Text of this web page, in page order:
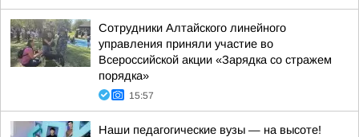
Сотрудники Алтайского линейного
управления приняли участие во
Всероссийской акции «Зарядка со стражем
порядка»
15:57
Наши педагогические вузы — на высоте!